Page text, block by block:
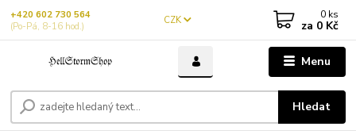
Menu
CZK
Hledat
+420 602 730 564
(Po-Pá, 8-16 hod.)
0 ks
za 0 Kč